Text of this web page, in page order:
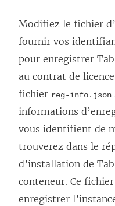
Modifiez le fichier
fournir vos
pour enregistrer
au contrat de
fichier reg-info.json
informations
vous identifient de
trouverez dans le
d’installation de
conteneur. Ce
enregistrer